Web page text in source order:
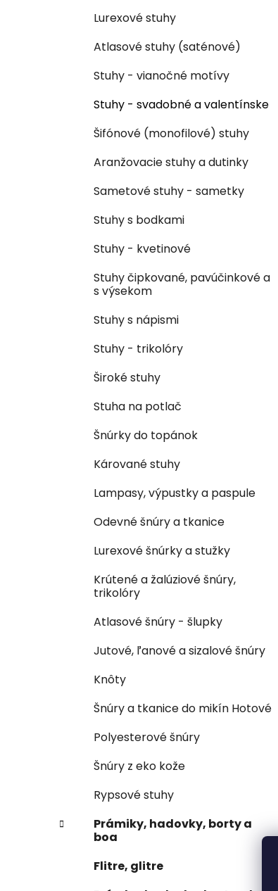
Lurexové stuhy
Atlasové stuhy (saténové)
Stuhy - vianočné motívy
Stuhy - svadobné a valentínske
Šifónové (monofilové) stuhy
Aranžovacie stuhy a dutinky
Sametové stuhy - sametky
Stuhy s bodkami
Stuhy - kvetinové
Stuhy čipkované, pavúčinkové a
s výsekom
Stuhy s nápismi
Stuhy - trikolóry
Široké stuhy
Stuha na potlač
Šnúrky do topánok
Kárované stuhy
Lampasy, výpustky a paspule
Odevné šnúry a tkanice
Lurexové šnúrky a stužky
Krútené a žalúziové šnúry,
trikolóry
Atlasové šnúry - šlupky
Jutové, ľanové a sizalové šnúry
Knôty
Šnúry a tkanice do mikín Hotové
Polyesterové šnúry
Šnúry z eko kože
Rypsové stuhy
Prámiky, hadovky, borty a
boa
Flitre, glitre